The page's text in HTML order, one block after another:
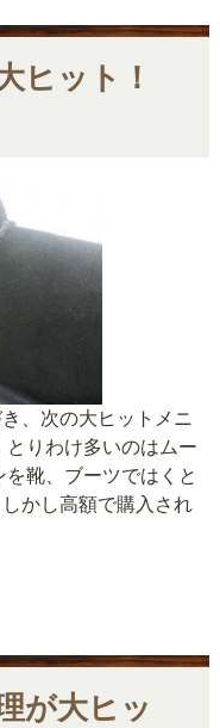
ヒット！
、次の大ヒットメニ
とりわけ多いのはムー
を靴、ブーツではくと
かし高額で購入され
が大ヒッ